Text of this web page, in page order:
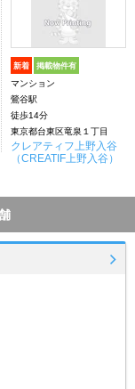
新着 掲載物件有
マンション
鶯谷駅
徒歩14分
東京都台東区竜泉１丁目
クレアティフ上野入谷
（CREATIF上野入谷）